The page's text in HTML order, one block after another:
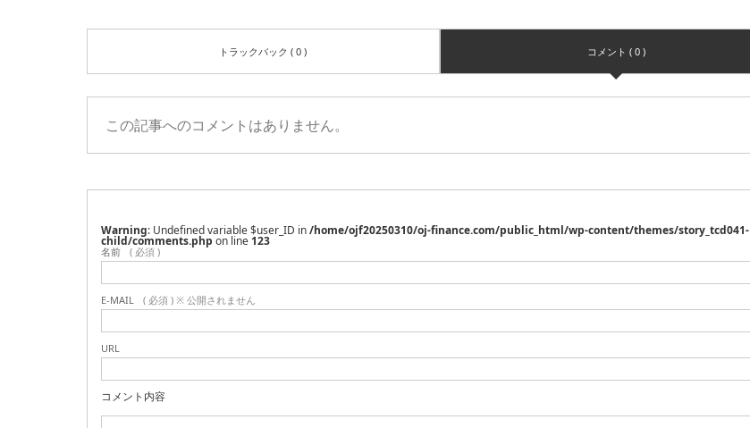
トラックバック ( 0 ) コメント ( 0 )
この記事へのコメントはありません。
Warning : Undefined variable $user_ID in/home/ojf20250310/oj-finance.com/public_html/wp-content/themes/story_tcd041-
child/comments.php on line 123
名前 ( 必須 )
E-MAIL ( 必須 ) ※ 公開されません
URL
コメント内容